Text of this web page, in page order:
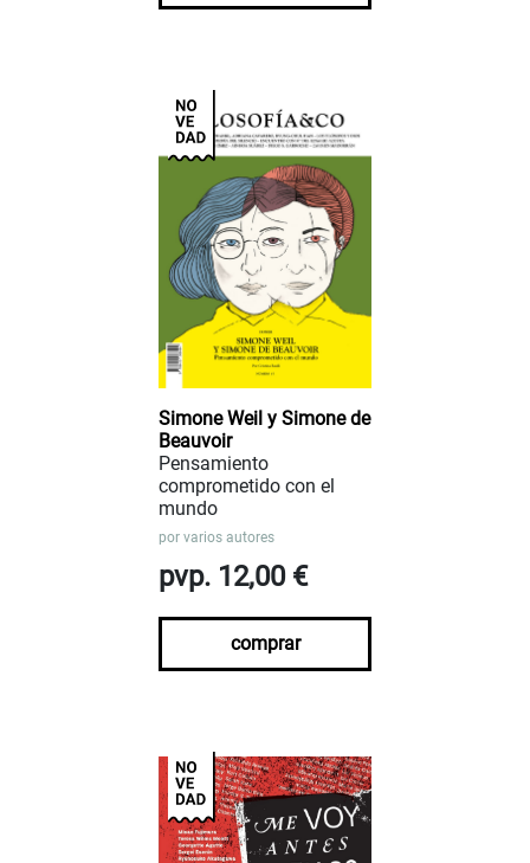
Simone Weil y Simone de
Beauvoir
Pensamiento
comprometido con el
mundo
por varios autores
pvp. 12,00 €
comprar